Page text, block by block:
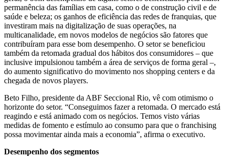
permanência das famílias em casa, como o de construção civil e de
saúde e beleza; os ganhos de eficiência das redes de franquias, que
investiram mais na digitalização de suas operações, na
multicanalidade, em novos modelos de negócios são fatores que
contribuíram para esse bom desempenho. O setor se beneficiou
também da retomada gradual dos hábitos dos consumidores – que
inclusive impulsionou também a área de serviços de forma geral –,
do aumento significativo do movimento nos shopping centers e da
chegada de novos players.
Beto Filho, presidente da ABF Seccional Rio, vê com otimismo o
horizonte do setor. “Conseguimos fazer a retomada. O mercado está
reagindo e está animado com os negócios. Temos visto várias
medidas de fomento e estímulo ao consumo para que o franchising
possa movimentar ainda mais a economia”, afirma o executivo.
Desempenho dos segmentos